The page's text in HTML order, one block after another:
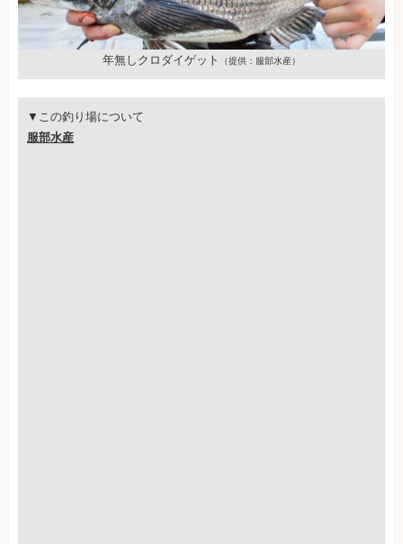
年無しクロダイゲット （提供：服部水産）
▼この釣り場について
服部水産